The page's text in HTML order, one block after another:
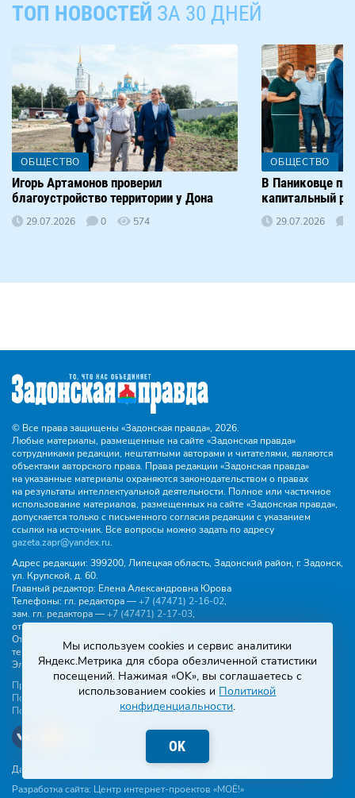
ТОП НОВОСТЕЙ ЗА 30 ДНЕЙ
ОБЩЕСТВО
Игорь Артамонов проверил
благоустройство территории у Дона
29.07.2026 0 574
ОБЩЕСТВО
В Паниковце
капитальный
29.07.2026
© Все права защищены «Задонская правда», 2026.
Любые материалы, размещенные на сайте «Задонская правда»
сотрудниками редакции, нештатными авторами и читателями, являются
объектами авторского права. Права редакции «Задонская правда»
на указанные материалы охраняются законодательством о правах
на результаты интеллектуальной деятельности. Полное или частичное
использование материалов, размещенных на сайте «Задонская правда»,
допускается только с письменного согласия редакции с указанием
ссылки на источник. Все вопросы можно задать по адресу
gazeta.zapr@yandex.ru.
Адрес редакции: 399200, Липецкая область, Задонский район, г. Задонск,
ул. Крупской, д. 60.
Главный редактор: Елена Александровна Юрова
Телефоны: гл. редактора —+7 (47471) 2‑16‑02,
зам. гл. редактора —+7 (47471) 2‑17‑03,
отдела писем —+7 (47471) 2‑11‑95.
Отдел рекламы и объявлений:
тел.
+7 (47471) 2‑43‑88, эл. почта -buh.gzp@yandex.ru
Эл. почта:gazeta.zapr@yandex.ru
Правила общения
Политика конфиденциальности
Пользовательское соглашение
Данные погоды предоставляются сервисом
Разработка сайта: Центр интернет-проектов «МОЁ!»
Мы используем cookies и сервис аналитики
Яндекс.Метрика для сбора обезличенной статистики
посещений. Нажимая «OK», вы соглашаетесь с
использованием cookies и Политикой
конфиденциальности.
OK